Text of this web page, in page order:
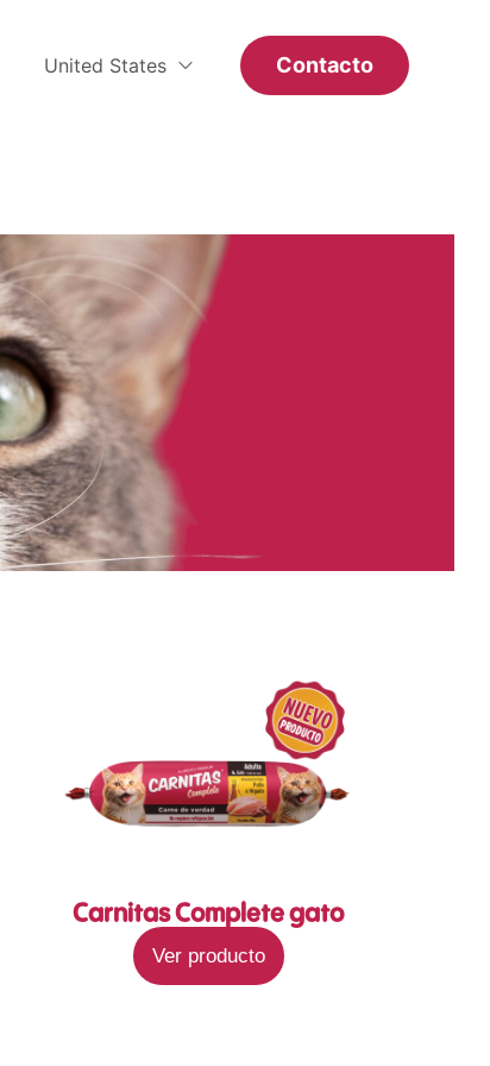
United States Contacto
Carnitas Complete gato
Ver producto